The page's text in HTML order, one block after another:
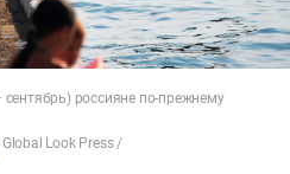
россияне по-прежнему
Look Press /